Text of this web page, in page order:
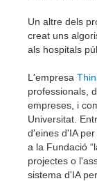
Un altre dels
creat uns
als hospitals
L'empresa
professionals,
empreses, i
Universitat.
d'eines d'IA
a la Fundació
projectes o
sistema d'IA